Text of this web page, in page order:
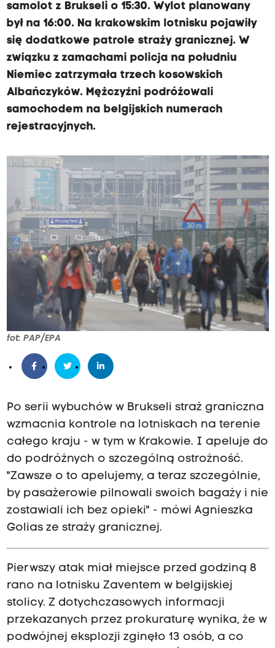
samolot z Brukseli o 15:30. Wylot planowany
był na 16:00. Na krakowskim lotnisku pojawiły
się dodatkowe patrole straży granicznej. W
związku z zamachami policja na południu
Niemiec zatrzymała trzech kosowskich
Albańczyków. Mężczyźni podróżowali
samochodem na belgijskich numerach
rejestracyjnych.
fot: PAP/EPA
Po serii wybuchów w Brukseli straż graniczna
wzmacnia kontrole na lotniskach na terenie
całego kraju - w tym w Krakowie. I apeluje do
do podróżnych o szczególną ostrożność.
"Zawsze o to apelujemy, a teraz szczególnie,
by pasażerowie pilnowali swoich bagaży i nie
zostawiali ich bez opieki" - mówi Agnieszka
Golias ze straży granicznej.
Pierwszy atak miał miejsce przed godziną 8
rano na lotnisku Zaventem w belgijskiej
stolicy. Z dotychczasowych informacji
przekazanych przez prokuraturę wynika, że w
podwójnej eksplozji zginęło 13 osób, a co